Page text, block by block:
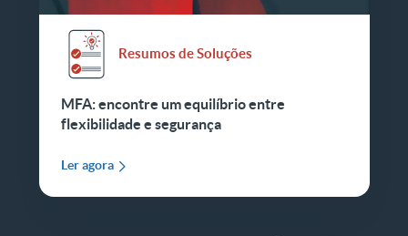
Resumos de Soluções
MFA: encontre um equilíbrio entre
flexibilidade e segurança
Ler agora